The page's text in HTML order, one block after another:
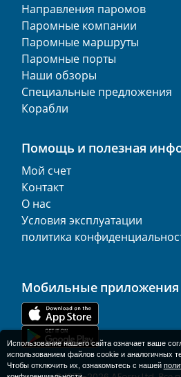
Направления паромов
Паромные компании
Паромные маршруты
Паромные порты
Наши обзоры
Специальные предложения
Корабли
Помощь и полезная
Мой счет
Контакт
О нас
Условия эксплуатации
политика
Мобильные приложения
Использование нашего сайта означает ваше
использованием файлов cookie и аналогичных
Чтобы отключить их, ознакомьтесь с нашей